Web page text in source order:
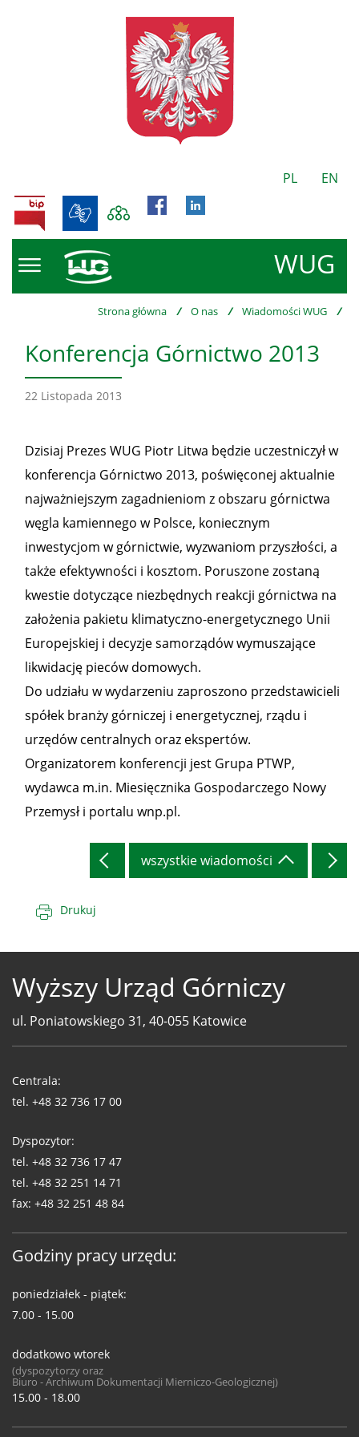
PL EN
WUG
BIP
Strona główna / O nas / Wiadomości WUG /
Konferencja Górnictwo 2013
22 Listopada 2013
Dzisiaj Prezes WUG Piotr Litwa będzie uczestniczył w
konferencja Górnictwo 2013, poświęconej aktualnie
najważniejszym zagadnieniom z obszaru górnictwa
węgla kamiennego w Polsce, koniecznym
inwestycjom w górnictwie, wyzwaniom przyszłości, a
także efektywności i kosztom. Poruszone zostaną
kwestie dotyczące niezbędnych reakcji górnictwa na
założenia pakietu klimatyczno-energetycznego Unii
Europejskiej i decyzje samorządów wymuszające
likwidację pieców domowych.
Do udziału w wydarzeniu zaproszono przedstawicieli
spółek branży górniczej i energetycznej, rządu i
urzędów centralnych oraz ekspertów.
Organizatorem konferencji jest Grupa PTWP,
wydawca m.in. Miesięcznika Gospodarczego Nowy
Przemysł i portalu wnp.pl.
wszystkie wiadomości
Drukuj
Wyższy Urząd Górniczy
ul. Poniatowskiego 31, 40-055 Katowice
WUG
Centrala:
tel. +48 32 736 17 00
Dyspozytor:
tel. +48 32 736 17 47
tel. +48 32 251 14 71
fax: +48 32 251 48 84
Godziny pracy urzędu:
poniedziałek - piątek:
7.00 - 15.00
dodatkowo wtorek
(dyspozytorzy oraz
Biuro - Archiwum Dokumentacji Mierniczo-Geologicznej)
15.00 - 18.00